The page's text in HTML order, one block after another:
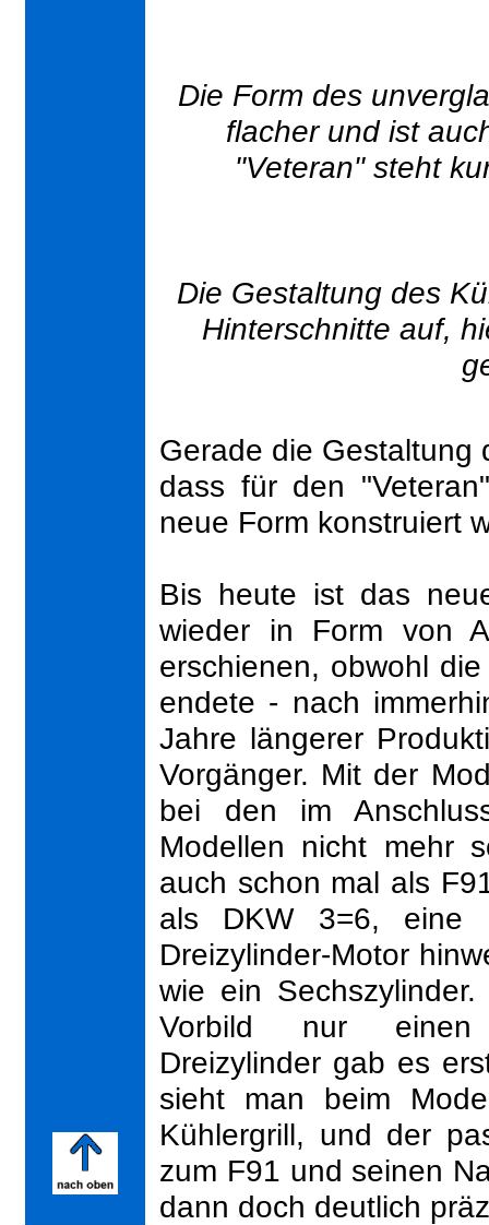
Die Form des
flacher und ist
"Veteran" steht
Die Gestaltung des
Hinterschnitte auf,
Gerade die Gestaltung
dass für den
neue Form konstruiert
Bis heute ist das
wieder in Form von
erschienen, obwohl
endete - nach
Jahre längerer
Vorgänger. Mit der
bei den im
Modellen nicht mehr
auch schon mal als
als DKW 3=6, eine
Dreizylinder-Motor
wie ein
Vorbild nur einen
Dreizylinder gab es
sieht man beim
Kühlergrill, und der
zum F91 und seinen
dann doch deutlich